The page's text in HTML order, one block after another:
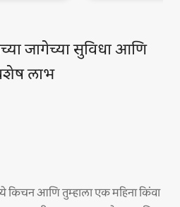
जागेच्या सुविधा आणि
लाभ
किचन आणि तुम्हाला एक महिना किंवा